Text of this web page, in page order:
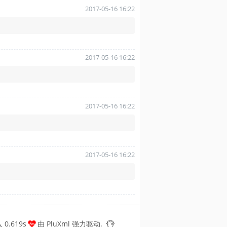
2017-05-16 16:22
2017-05-16 16:22
2017-05-16 16:22
2017-05-16 16:22
0.619s 由 PluXml 强力驱动.